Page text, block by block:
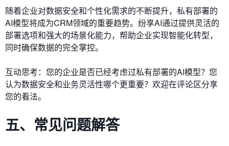
随着企业对数据安全和个性化需求的不断提升，私有部署的
AI模型将成为CRM领域的重要趋势。纷享AI通过提供灵活的
部署选项和强大的场景化能力，帮助企业实现智能化转型，
同时确保数据的完全掌控。
互动思考：您的企业是否已经考虑过私有部署的AI模型？您
认为数据安全和业务灵活性哪个更重要？欢迎在评论区分享
您的看法。
五、常见问题解答